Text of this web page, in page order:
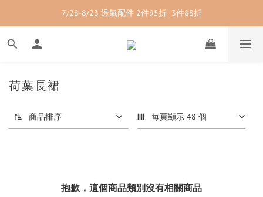
7/28-8/23 紳士內著 2件9折
7/28-8/23 透氣配件 2件95折  3件88折
7/28-8/23 紳士內著 2件9折
荷葉長裙
商品排序 每頁顯示 48 個
抱歉，這個商品類別沒有相關商品